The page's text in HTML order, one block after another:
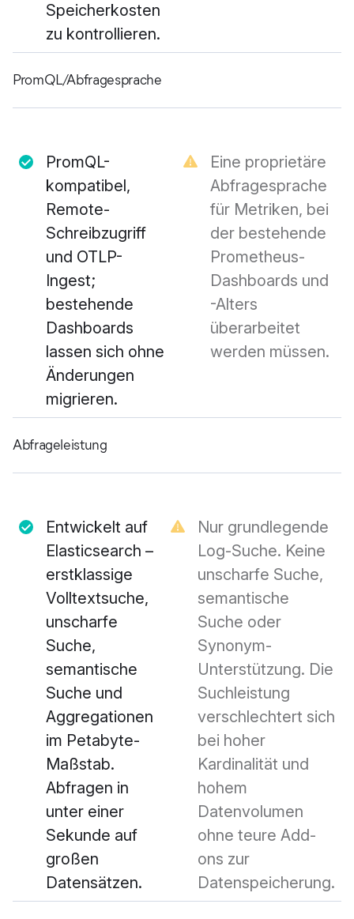
Speicherkosten
zu kontrollieren.
PromQL/Abfragesprache
PromQL-
kompatibel,
Remote-
Schreibzugriff
und OTLP-
Ingest;
bestehende
Dashboards
lassen sich ohne
Änderungen
migrieren.
Eine proprietäre
Abfragesprache
für Metriken, bei
der bestehende
Prometheus-
Dashboards und
-Alters
überarbeitet
werden müssen.
Abfrageleistung
Entwickelt auf
Elasticsearch –
erstklassige
Volltextsuche,
unscharfe
Suche,
semantische
Suche und
Aggregationen
im Petabyte-
Maßstab.
Abfragen in
unter einer
Sekunde auf
großen
Datensätzen.
Nur grundlegende
Log-Suche. Keine
unscharfe Suche,
semantische
Suche oder
Synonym-
Unterstützung. Die
Suchleistung
verschlechtert sich
bei hoher
Kardinalität und
hohem
Datenvolumen
ohne teure Add-
ons zur
Datenspeicherung.